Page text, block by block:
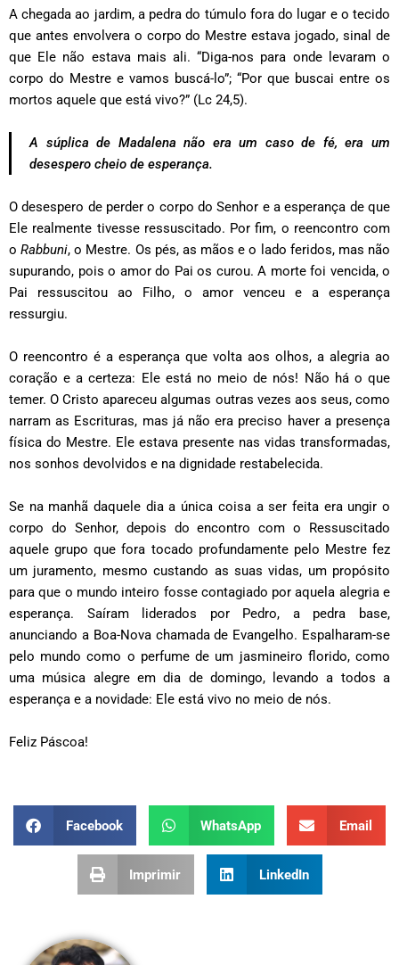
A chegada ao jardim, a pedra do túmulo fora do lugar e o tecido
que antes envolvera o corpo do Mestre estava jogado, sinal de
que Ele não estava mais ali. “Diga-nos para onde levaram o
corpo do Mestre e vamos buscá-lo”; “Por que buscai entre os
mortos aquele que está vivo?” (Lc 24,5).
A súplica de Madalena não era um caso de fé, era um
desespero cheio de esperança.
O desespero de perder o corpo do Senhor e a esperança de que
Ele realmente tivesse ressuscitado. Por fim, o reencontro com
oRabbuni, o Mestre. Os pés, as mãos e o lado feridos, mas não
supurando, pois o amor do Pai os curou. A morte foi vencida, o
Pai ressuscitou ao Filho, o amor venceu e a esperança
ressurgiu.
O reencontro é a esperança que volta aos olhos, a alegria ao
coração e a certeza: Ele está no meio de nós! Não há o que
temer. O Cristo apareceu algumas outras vezes aos seus, como
narram as Escrituras, mas já não era preciso haver a presença
física do Mestre. Ele estava presente nas vidas transformadas,
nos sonhos devolvidos e na dignidade restabelecida.
Se na manhã daquele dia a única coisa a ser feita era ungir o
corpo do Senhor, depois do encontro com o Ressuscitado
aquele grupo que fora tocado profundamente pelo Mestre fez
um juramento, mesmo custando as suas vidas, um propósito
para que o mundo inteiro fosse contagiado por aquela alegria e
esperança. Saíram liderados por Pedro, a pedra base,
anunciando a Boa-Nova chamada de Evangelho. Espalharam-se
pelo mundo como o perfume de um jasmineiro florido, como
uma música alegre em dia de domingo, levando a todos a
esperança e a novidade: Ele está vivo no meio de nós.
Feliz Páscoa!
Facebook WhatsApp Email
Imprimir LinkedIn